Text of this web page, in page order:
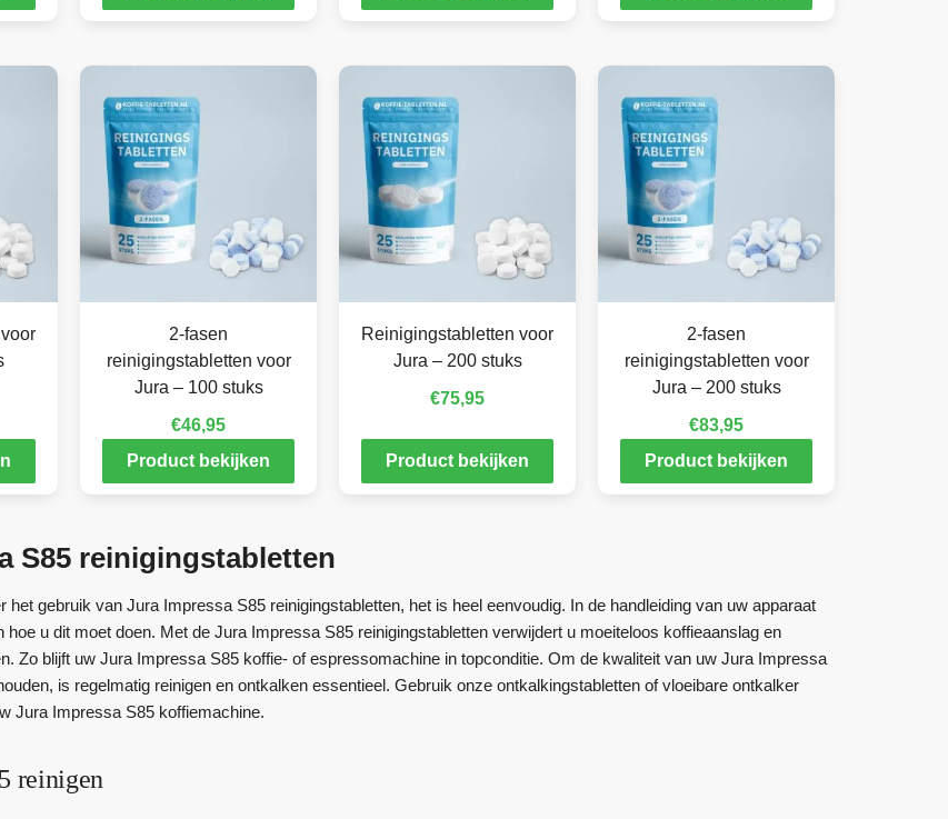
2-fasen
reinigingstabletten voor
Jura – 100 stuks
€46,95
Product bekijken
Reinigingstabletten voor
Jura – 200 stuks
€75,95
Product bekijken
2-fasen
reinigingstabletten voor
Jura – 200 stuks
€83,95
Product bekijken
S85 reinigingstabletten
het gebruik van Jura Impressa S85 reinigingstabletten, het is heel eenvoudig. In de handleiding van uw apparaat
u dit moet doen. Met de Jura Impressa S85 reinigingstabletten verwijdert u moeiteloos koffieaanslag en
Zo blijft uw Jura Impressa S85 koffie- of espressomachine in topconditie. Om de kwaliteit van uw Jura Impressa
is regelmatig reinigen en ontkalken essentieel. Gebruik onze ontkalkingstabletten of vloeibare ontkalker
Jura Impressa S85 koffiemachine.
reinigen